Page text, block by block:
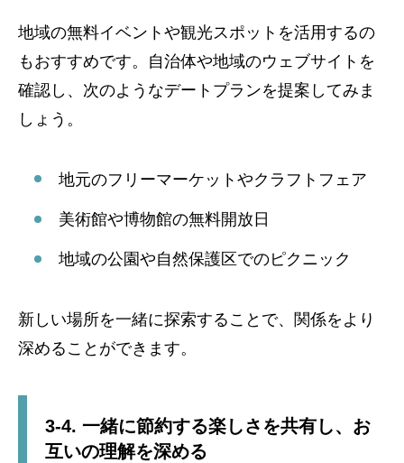
地域の無料イベントや観光スポットを活用するの
もおすすめです。自治体や地域のウェブサイトを
確認し、次のようなデートプランを提案してみま
しょう。
地元のフリーマーケットやクラフトフェア
美術館や博物館の無料開放日
地域の公園や自然保護区でのピクニック
新しい場所を一緒に探索することで、関係をより
深めることができます。
3-4. 一緒に節約する楽しさを共有し、お
互いの理解を深める